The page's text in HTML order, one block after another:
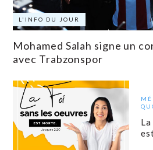
L'INFO DU JOUR
Mohamed Salah signe un
avec Trabzonspor